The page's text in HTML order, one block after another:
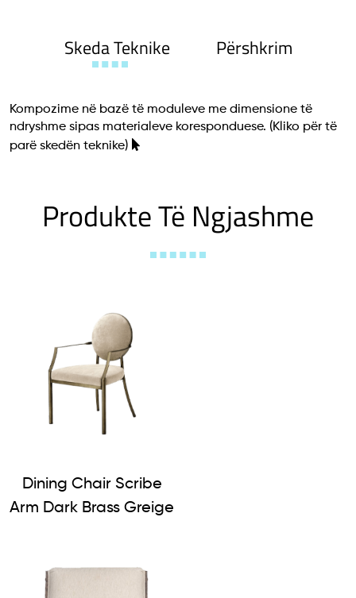
Skeda Teknike Përshkrim
Kompozime në bazë të moduleve me dimensione të
ndryshme sipas materialeve koresponduese. (Kliko për të
parë skedën teknike)
Produkte Të Ngjashme
Dining Chair Scribe
Arm Dark Brass Greige